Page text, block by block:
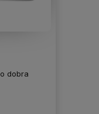
dobra